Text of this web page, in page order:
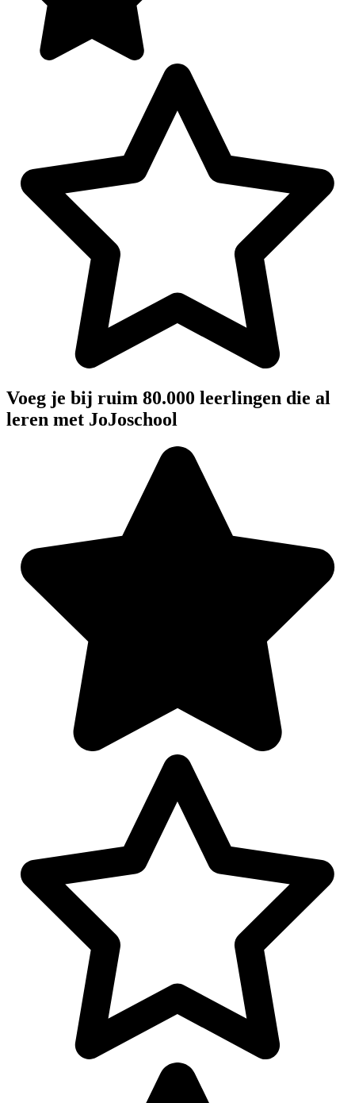
Voeg je bij ruim 80.000 leerlingen die al
leren met JoJoschool